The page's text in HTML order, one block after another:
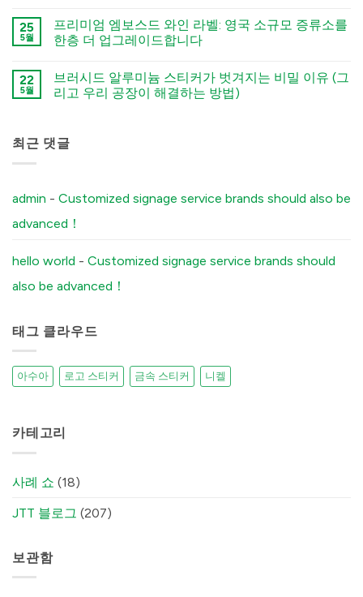
Electroforming,
and
Stamping
Environmental
Factors
You
Your
Factory
Before
Labels
में
नहीं
Stamped
Metal
Electroformed
Sticker:
Structural
25
5월
프리미엄 엠보스드 와인 라벨: 영국 소규모 증류소를
한층 더 업그레이드합니다
नहीं
Premium
Embossed
UK
Boutique
22
5월
브러시드 알루미늄 스티커가 벗겨지는 비밀 이유 (그
리고 우리 공장이 해결하는 방법)
The
Secret
Aluminum
Stickers
Off
Our
Factory
It)
최근 댓글
admin - Customized signage service brands should also be
advanced！
hello world - Customized signage service brands should
also be advanced！
태그 클라우드
아수아 로고 스티커 금속 스티커 니켈
카테고리
사례 쇼 (18)
JTT 블로그 (207)
보관함